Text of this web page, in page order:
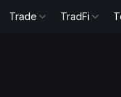
Trade TradFi